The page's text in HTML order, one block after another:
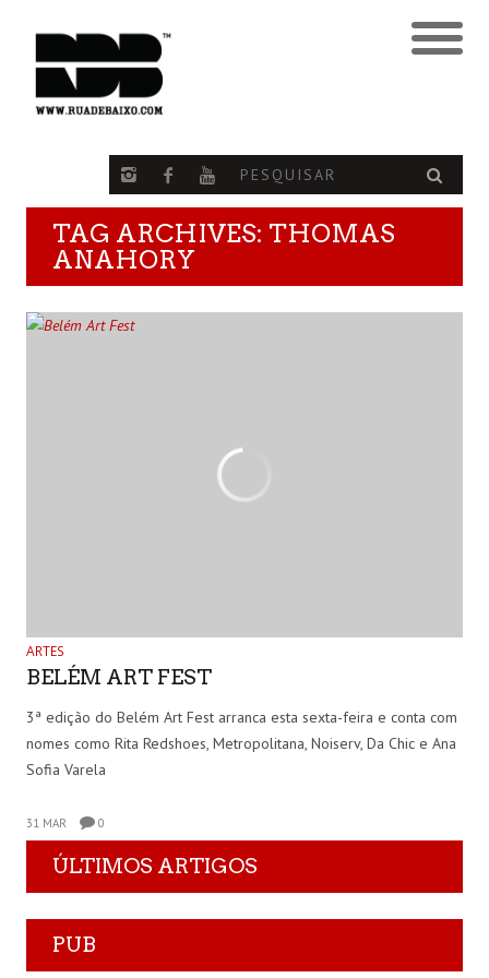
TAG ARCHIVES: THOMAS
ANAHORY
ARTES
BELÉM ART FEST
3ª edição do Belém Art Fest arranca esta sexta-feira e conta com
nomes como Rita Redshoes, Metropolitana, Noiserv, Da Chic e Ana
Sofia Varela
31 MAR 0
ÚLTIMOS ARTIGOS
PUB